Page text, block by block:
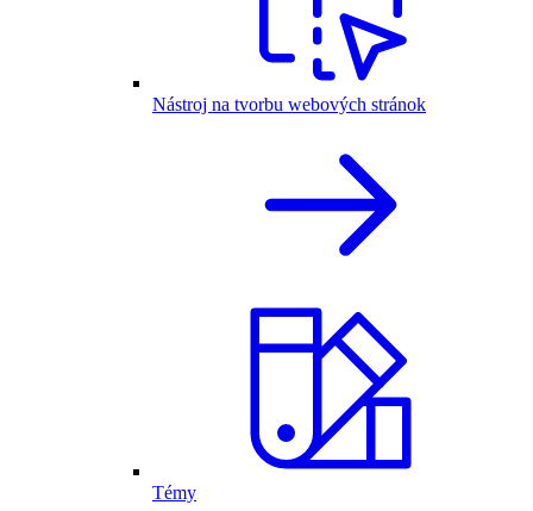
Nástroj na tvorbu webových stránok
Témy